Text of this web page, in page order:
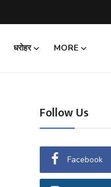
धरोहर
MORE
Follow Us
Facebook